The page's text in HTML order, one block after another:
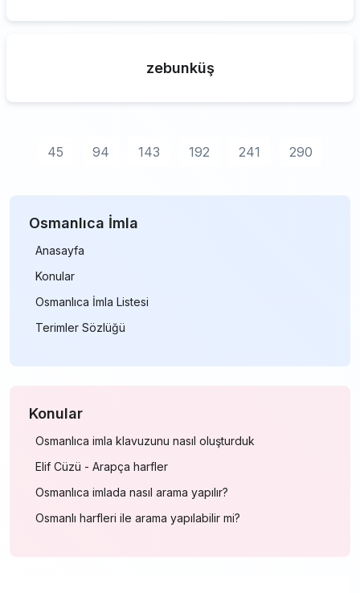
zebunküş
45 94 143 192 241 290
Osmanlıca İmla
Anasayfa
Konular
Osmanlıca İmla Listesi
Terimler Sözlüğü
Konular
Osmanlıca imla klavuzunu nasıl oluşturduk
Elif Cüzü - Arapça harfler
Osmanlıca imlada nasıl arama yapılır?
Osmanlı harfleri ile arama yapılabilir mi?